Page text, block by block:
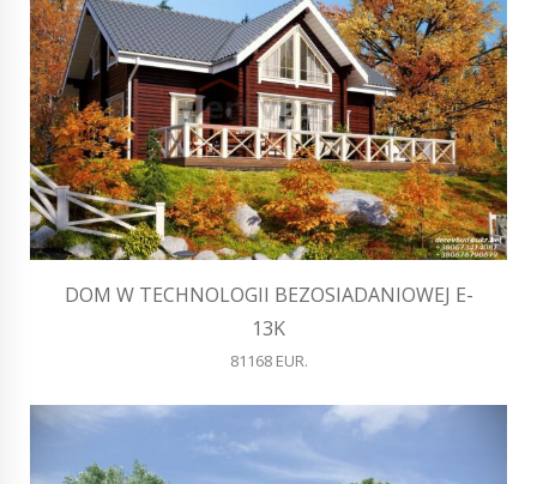
DOM W TECHNOLOGII BEZOSIADANIOWEJ E-
13K
81168 EUR.